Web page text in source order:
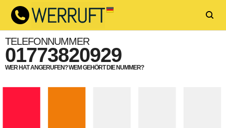
TELEFONNUMMER
01773820929
WER HAT ANGERUFEN? WEM GEHÖRT DIE NUMMER?